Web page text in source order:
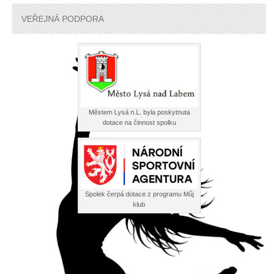
VEŘEJNÁ PODPORA
Městem Lysá n.L. byla poskytnuta
dotace na činnost spolku
Spolek čerpá dotace z programu Můj
klub